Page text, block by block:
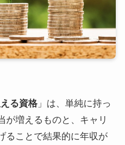
る資格」は、単純に持っ
が増えるものと、キャリ
ることで結果的に年収が